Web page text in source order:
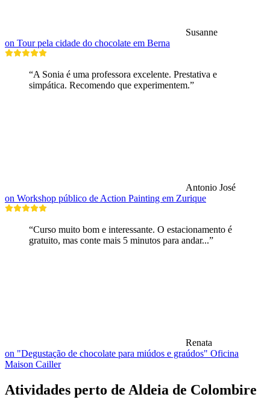
Susanne
on Tour pela cidade do chocolate em Berna
“A Sonia é uma professora excelente. Prestativa e
simpática. Recomendo que experimentem.”
Antonio José
on Workshop público de Action Painting em Zurique
“Curso muito bom e interessante. O estacionamento é
gratuito, mas conte mais 5 minutos para andar...”
Renata
on "Degustação de chocolate para miúdos e graúdos" Oficina
Maison Cailler
Atividades perto de Aldeia de Colombire